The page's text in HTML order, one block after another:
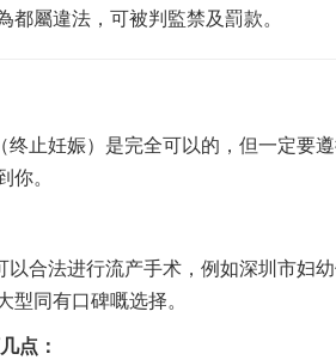
屬違法，可被判監禁及罰款。
止妊娠）是完全可以的，但一定要
。
合法进行流产手术，例如深圳市妇
同有口碑嘅选择。
点：